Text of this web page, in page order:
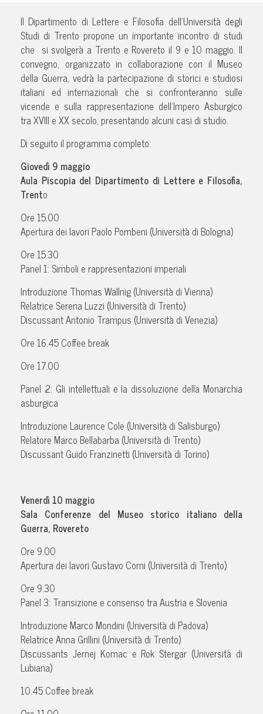
Il Dipartimento di Lettere e Filosofia dell’Università degli
Studi di Trento propone un importante incontro di studi
che si svolgerà a Trento e Rovereto il 9 e 10 maggio. Il
convegno, organizzato in collaborazione con il Museo
della Guerra, vedrà la partecipazione di storici e studiosi
italiani ed internazionali che si confronteranno sulle
vicende e sulla rappresentazione dell’Impero Asburgico
tra XVIII e XX secolo, presentando alcuni casi di studio.
Di seguito il programma completo:
Giovedì 9 maggio
Aula Piscopia del Dipartimento di Lettere e Filosofia,
Trento
Ore 15.00
Apertura dei lavori Paolo Pombeni (Università di Bologna)
Ore 15.30
Panel 1: Simboli e rappresentazioni imperiali
Introduzione Thomas Wallnig (Università di Vienna)
Relatrice Serena Luzzi (Università di Trento)
Discussant Antonio Trampus (Università di Venezia)
Ore 16.45 Coffee break
Ore 17.00
Panel 2: Gli intellettuali e la dissoluzione della Monarchia
asburgica
Introduzione Laurence Cole (Università di Salisburgo)
Relatore Marco Bellabarba (Università di Trento)
Discussant Guido Franzinetti (Università di Torino)
Venerdì 10 maggio
Sala Conferenze del Museo storico italiano della
Guerra, Rovereto
Ore 9.00
Apertura dei lavori Gustavo Corni (Università di Trento)
Ore 9.30
Panel 3: Transizione e consenso tra Austria e Slovenia
Introduzione Marco Mondini (Università di Padova)
Relatrice Anna Grillini (Università di Trento)
Discussants Jernej Komac e Rok Stergar (Università di
Lubiana)
10.45 Coffee break